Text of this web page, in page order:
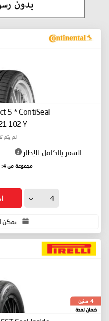
5* ContiSeal
102 Y
لم يتم
السعر بالكامل للإطار
مجموعة من 4:
يمكن
4 سنين
ضمان لمدة